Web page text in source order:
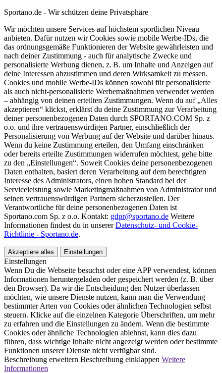
Sportano.de - Wir schützen deine Privatsphäre
Wir möchten unsere Services auf höchstem sportlichen Niveau
anbieten. Dafür nutzen wir Cookies sowie mobile Werbe-IDs, die
das ordnungsgemäße Funktionieren der Website gewährleisten und
nach deiner Zustimmung - auch für analytische Zwecke und
personalisierte Werbung dienen, z. B. um Inhalte und Anzeigen auf
deine Interessen abzustimmen und deren Wirksamkeit zu messen.
Cookies und mobile Werbe-IDs können sowohl für personalisierte
als auch nicht-personalisierte Werbemaßnahmen verwendet werden
– abhängig von deinen erteilten Zustimmungen. Wenn du auf „Alles
akzeptieren“ klickst, erklärst du deine Zustimmung zur Verarbeitung
deiner personenbezogenen Daten durch SPORTANO.COM Sp. z
o.o. und ihre vertrauenswürdigen Partner, einschließlich der
Personalisierung von Werbung auf der Website und darüber hinaus.
Wenn du keine Zustimmung erteilen, den Umfang einschränken
oder bereits erteilte Zustimmungen widerrufen möchtest, gehe bitte
zu den „Einstellungen“. Soweit Cookies deine personenbezogenen
Daten enthalten, basiert deren Verarbeitung auf dem berechtigten
Interesse des Administrators, einen hohen Standard bei der
Serviceleistung sowie Marketingmaßnahmen von Administrator und
seinen vertrauenswürdigen Partnern sicherzustellen. Der
Verantwortliche für deine personenbezogenen Daten ist
Sportano.com Sp. z o.o. Kontakt: gdpr@sportano.de Weitere
Informationen findest du in unsererDatenschutz- und Cookie-
Richtlinie - Sportano.de.
Akzeptiere alles Einstellungen
Einstellungen
Wenn Du die Webseite besuchst oder eine APP verwendest, können
Informationen heruntergeladen oder gespeichert werden (z. B. über
den Browser). Da wir die Entscheidung den Nutzer überlassen
möchten, wie unsere Dienste nutzen, kann man die Verwendung
bestimmter Arten von Cookies oder ähnlichen Technologien selbst
steuern. Klicke auf die einzelnen Kategorie Überschriften, um mehr
zu erfahren und die Einstellungen zu ändern. Wenn die bestimmte
Cookies oder ähnliche Technologien ablehnst, kann dies dazu
führen, dass wichtige Inhalte nicht angezeigt werden oder bestimmte
Funktionen unserer Dienste nicht verfügbar sind.
Beschreibung erweitern Beschreibung einklappen Weitere
Informationen